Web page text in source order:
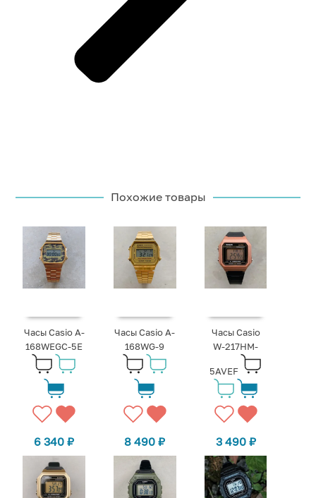
Похожие товары
Часы Casio A-
168WEGC-5E
6 340₽
Часы Casio A-
168WG-9
8 490₽
Часы Casio
W-217HM-
5AVEF
3 490 ₽